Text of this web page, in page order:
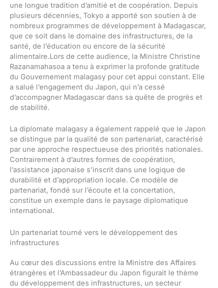
une longue tradition d’amitié et de coopération. Depuis
plusieurs décennies, Tokyo a apporté son soutien à de
nombreux programmes de développement à Madagascar,
que ce soit dans le domaine des infrastructures, de la
santé, de l’éducation ou encore de la sécurité
alimentaire.Lors de cette audience, la Ministre Christine
Razanamahasoa a tenu à exprimer la profonde gratitude
du Gouvernement malagasy pour cet appui constant. Elle
a salué l’engagement du Japon, qui n’a cessé
d’accompagner Madagascar dans sa quête de progrès et
de stabilité.
La diplomate malagasy a également rappelé que le Japon
se distingue par la qualité de son partenariat, caractérisé
par une approche respectueuse des priorités nationales.
Contrairement à d’autres formes de coopération,
l’assistance japonaise s’inscrit dans une logique de
durabilité et d’appropriation locale. Ce modèle de
partenariat, fondé sur l’écoute et la concertation,
constitue un exemple dans le paysage diplomatique
international.
Un partenariat tourné vers le développement des
infrastructures
Au cœur des discussions entre la Ministre des Affaires
étrangères et l’Ambassadeur du Japon figurait le thème
du développement des infrastructures, un secteur